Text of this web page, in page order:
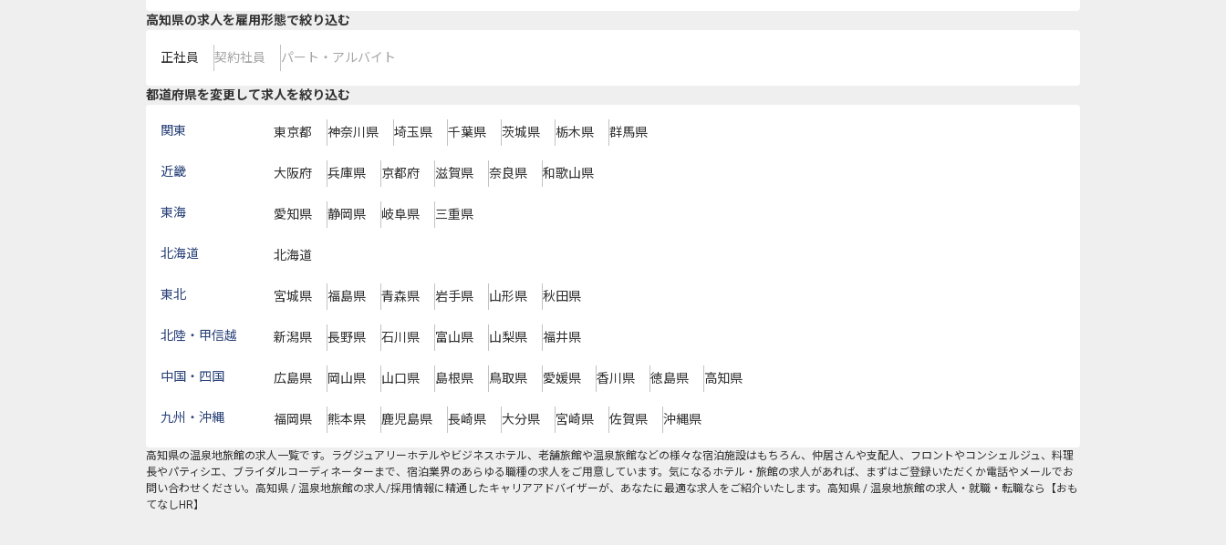
高知県の求人を雇用形態で絞り込む
正社員 契約社員 パート・アルバイト
都道府県を変更して求人を絞り込む
関東 東京都 神奈川県 埼玉県 千葉県 茨城県 栃木県 群馬県
近畿 大阪府 兵庫県 京都府 滋賀県 奈良県 和歌山県
東海 愛知県 静岡県 岐阜県 三重県
北海道 北海道
東北 宮城県 福島県 青森県 岩手県 山形県 秋田県
北陸・甲信越 新潟県 長野県 石川県 富山県 山梨県 福井県
中国・四国 広島県 岡山県 山口県 島根県 鳥取県 愛媛県 香川県 徳島県 高知県
九州・沖縄 福岡県 熊本県 鹿児島県 長崎県 大分県 宮崎県 佐賀県 沖縄県
高知県の温泉地旅館の求人一覧です。ラグジュアリーホテルやビジネスホテル、老舗旅館や温泉旅館などの様々な宿泊施設はもちろん、仲居さんや支配人、フロントやコンシェルジュ、料理
長やパティシエ、ブライダルコーディネーターまで、宿泊業界のあらゆる職種の求人をご用意しています。気になるホテル・旅館の求人があれば、まずはご登録いただくか電話やメールでお
問い合わせください。高知県 / 温泉地旅館の求人/採用情報に精通したキャリアアドバイザーが、あなたに最適な求人をご紹介いたします。高知県 / 温泉地旅館の求人・就職・転職なら【おも
てなしHR】